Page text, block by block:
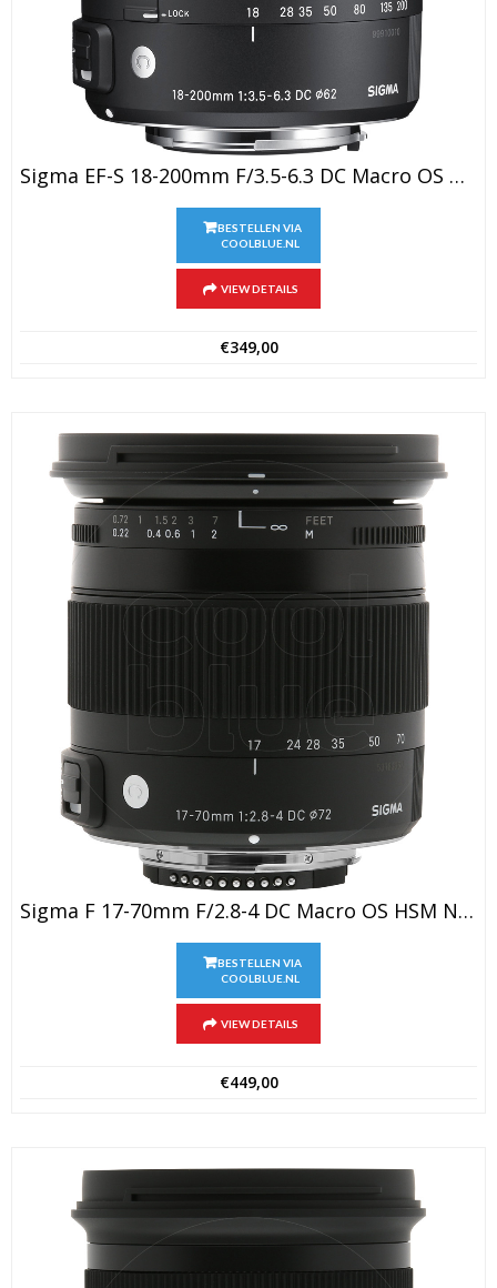
Sigma EF-S 18-200mm F/3.5-6.3 DC Macro OS HSM C Canon
BESTELLEN VIA
COOLBLUE.NL
VIEW DETAILS
€349,00
Sigma F 17-70mm F/2.8-4 DC Macro OS HSM Nikon
BESTELLEN VIA
COOLBLUE.NL
VIEW DETAILS
€449,00